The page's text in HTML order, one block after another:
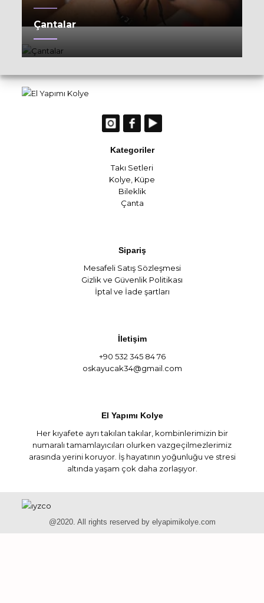
Çantalar
Kategoriler
Takı Setleri
Kolye Küpe
Bileklik
Çanta
Sipariş
Mesafeli Satış Sözleşmesi
Gizlik ve Güvenlik Politikası
İptal ve İade şartları
İletişim
+90 532 345 84 76
oskayucak34@gmail.com
El Yapımı Kolye
Her kıyafete ayrı takılan takılar, kombinlerimizin bir
numaralı tamamlayıcıları olurken vazgeçilmezlerimiz
arasında yerini koruyor. İş hayatının yoğunluğu ve stresi
altında yaşam çok daha zorlaşıyor.
@2020. All rights reserved by elyapimikolye.com